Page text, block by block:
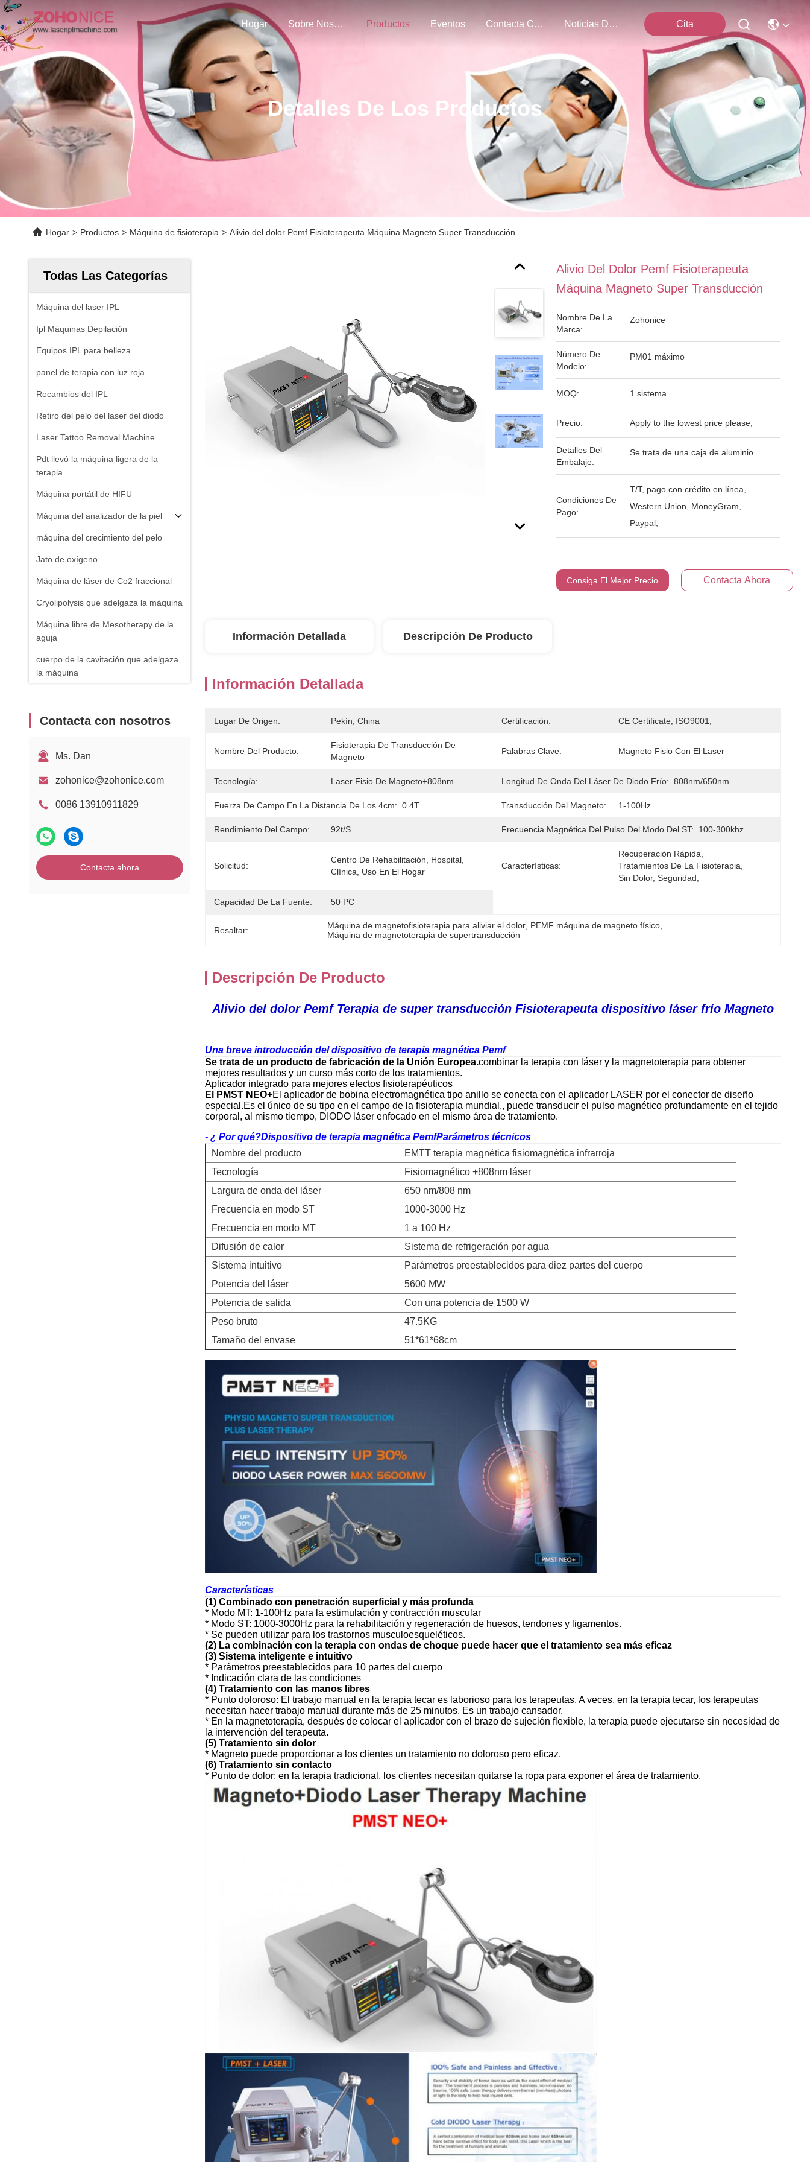
Hogar Sobre Nosotros Productos Eventos Contacta Con Nosotros Noticias De La Compañía Cita
Detalles De Los Productos
Hogar > Productos > Máquina de fisioterapia > Alivio del dolor Pemf Fisioterapeuta Máquina Magneto Super Transducción
Todas Las Categorías
Máquina del laser IPL
Ipl Máquinas Depilación
Equipos IPL para belleza
panel de terapia con luz roja
Recambios del IPL
Retiro del pelo del laser del diodo
Laser Tattoo Removal Machine
Pdt llevó la máquina ligera de la
terapia
Máquina portátil de HIFU
Máquina del analizador de la piel
máquina del crecimiento del pelo
Jato de oxígeno
Máquina de láser de Co2 fraccional
Cryolipolysis que adelgaza la máquina
Máquina libre de Mesotherapy de la
aguja
cuerpo de la cavitación que adelgaza
la máquina
Máquina de fisioterapia
Contacta con nosotros
Ms. Dan
zohonice@zohonice.com
0086 13910911829
Contacta ahora
Alivio Del Dolor Pemf Fisioterapeuta
Máquina Magneto Super Transducción
Nombre De La
Marca:
Zohonice
Número De
Modelo:
PM01 máximo
MOQ: 1 sistema
Precio: Apply to the lowest price please,
Detalles Del
Embalaje:
Se trata de una caja de aluminio.
Condiciones De
Pago:
T/T, pago con crédito en línea,
Western Union, MoneyGram,
Paypal,
Consiga El Mejor Precio Contacta Ahora
Información Detallada Descripción De Producto
Información Detallada
Lugar De Origen: Pekín, China Certificación: CE Certificate, ISO9001,
Nombre Del Producto:
Fisioterapia De Transducción De
Magneto
Palabras Clave: Magneto Fisio Con El Laser
Tecnología: Laser Fisio De Magneto+808nm Longitud De Onda Del Láser De Diodo Frío: 808nm/650nm
Fuerza De Campo En La Distancia De Los 4cm: 0.4T Transducción Del Magneto: 1-100Hz
Rendimiento Del Campo: 92t/s Frecuencia Magnética Del Pulso Del Modo Del ST: 100-300khz
Solicitud:
Centro De Rehabilitación, Hospital,
Clínica, Uso En El Hogar
Características:
Recuperación Rápida,
Tratamientos De La Fisioterapia,
Sin Dolor, Seguridad,
Capacidad De La Fuente: 50 PC
Resaltar: Máquina de magnetofisioterapia para aliviar el dolor PEMF máquina de magneto físico
Máquina de magnetoterapia de supertransducción
Descripción De Producto
Alivio del dolor Pemf Terapia de super transducción Fisioterapeuta dispositivo láser frío Magneto
Una breve introducción del dispositivo de terapia magnética Pemf
Se trata de un producto de fabricación de la Unión Europea.combinar la terapia con láser y la magnetoterapia para obtener
mejores resultados y un curso más corto de los tratamientos.
Aplicador integrado para mejores efectos fisioterapéuticos
El PMST NEO+El aplicador de bobina electromagnética tipo anillo se conecta con el aplicador LASER por el conector de diseño
especial.Es el único de su tipo en el campo de la fisioterapia mundial., puede transducir el pulso magnético profundamente en el tejido
corporal, al mismo tiempo, DIODO láser enfocado en el mismo área de tratamiento.
- ¿ Por qué?Dispositivo de terapia magnética PemfParámetros técnicos
Nombre del producto
EMTT terapia magnética fisiomagnética infrarroja
Tecnología
Fisiomagnético +808nm láser
Largura de onda del láser
650 nm/808 nm
Frecuencia en modo ST
1000-3000 Hz
Frecuencia en modo MT
1 a 100 Hz
Difusión de calor
Sistema de refrigeración por agua
Sistema intuitivo
Parámetros preestablecidos para diez partes del cuerpo
Potencia del láser
5600 MW
Potencia de salida
Con una potencia de 1500 W
Peso bruto
47.5KG
Tamaño del envase
51*61*68cm
Características
(1) Combinado con penetración superficial y más profunda
* Modo MT: 1-100Hz para la estimulación y contracción muscular
* Modo ST: 1000-3000Hz para la rehabilitación y regeneración de huesos, tendones y ligamentos.
* Se pueden utilizar para los trastornos musculoesqueléticos.
(2) La combinación con la terapia con ondas de choque puede hacer que el tratamiento sea más eficaz
(3) Sistema inteligente e intuitivo
* Parámetros preestablecidos para 10 partes del cuerpo
* Indicación clara de las condiciones
(4) Tratamiento con las manos libres
* Punto doloroso: El trabajo manual en la terapia tecar es laborioso para los terapeutas. A veces, en la terapia tecar, los terapeutas
necesitan hacer trabajo manual durante más de 25 minutos. Es un trabajo cansador.
* En la magnetoterapia, después de colocar el aplicador con el brazo de sujeción flexible, la terapia puede ejecutarse sin necesidad de
la intervención del terapeuta.
(5) Tratamiento sin dolor
* Magneto puede proporcionar a los clientes un tratamiento no doloroso pero eficaz.
(6) Tratamiento sin contacto
* Punto de dolor: en la terapia tradicional, los clientes necesitan quitarse la ropa para exponer el área de tratamiento.